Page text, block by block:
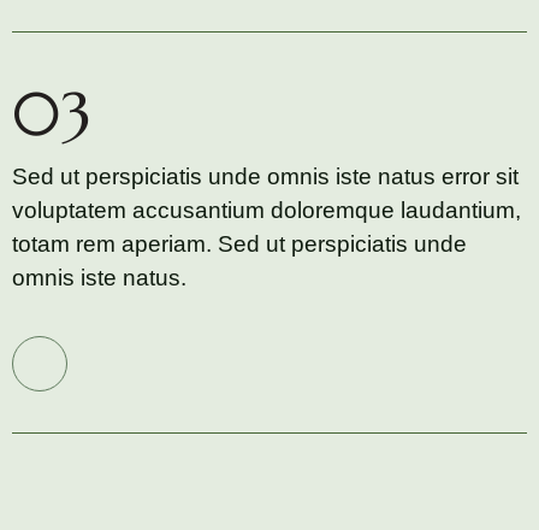
03
Sed ut perspiciatis unde omnis iste natus error sit
voluptatem accusantium doloremque laudantium,
totam rem aperiam. Sed ut perspiciatis unde
omnis iste natus.